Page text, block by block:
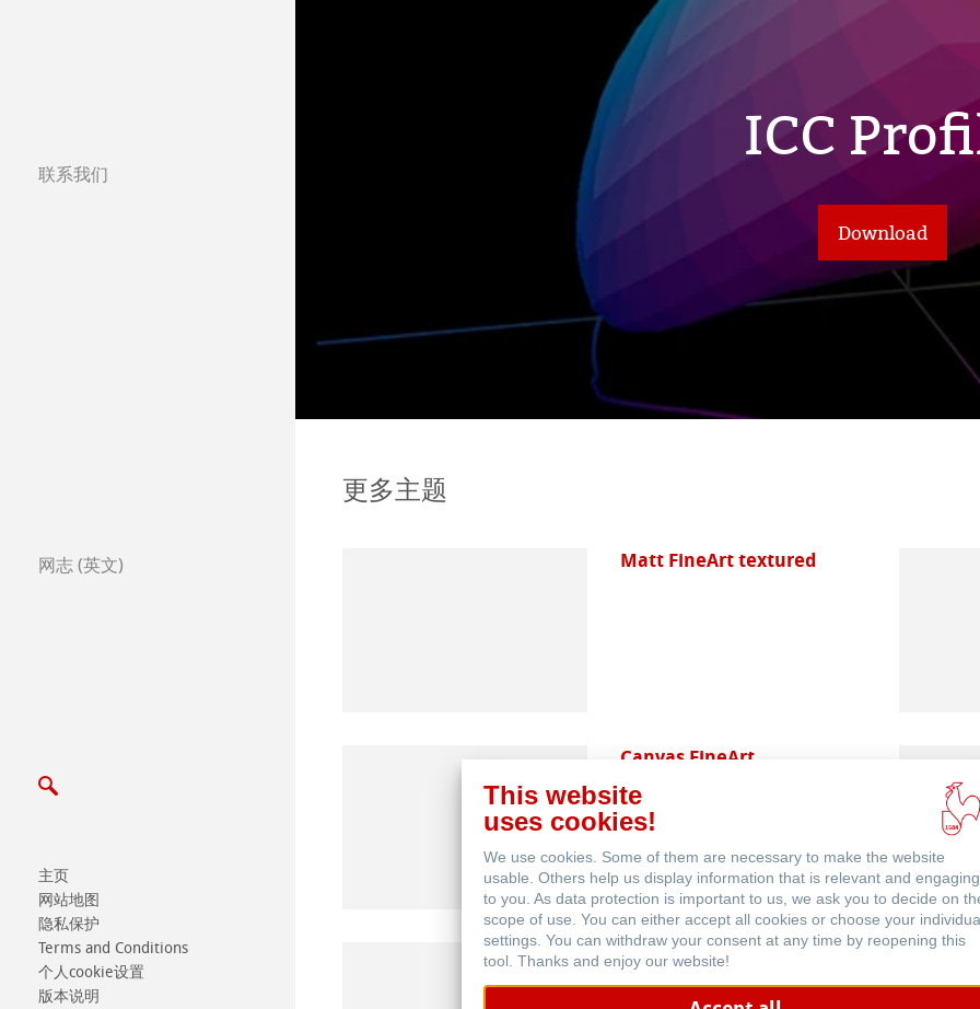
联系我们
网志 (英文)
主页
网站地图
隐私保护
Terms and Conditions
个人cookie设置
版本说明
ICC
Download
更多主题
Matt FineArt textured
Canvas FineArt
Natural Line
This website
uses cookies!
We use cookies. Some of them are necessary to make the website
usable. Others help us display information that is relevant and engaging
to you. As data protection is important to us, we ask you to decide on
scope of use. You can either accept all cookies or choose your
settings. You can withdraw your consent at any time by reopening this
tool. Thanks and enjoy our website!